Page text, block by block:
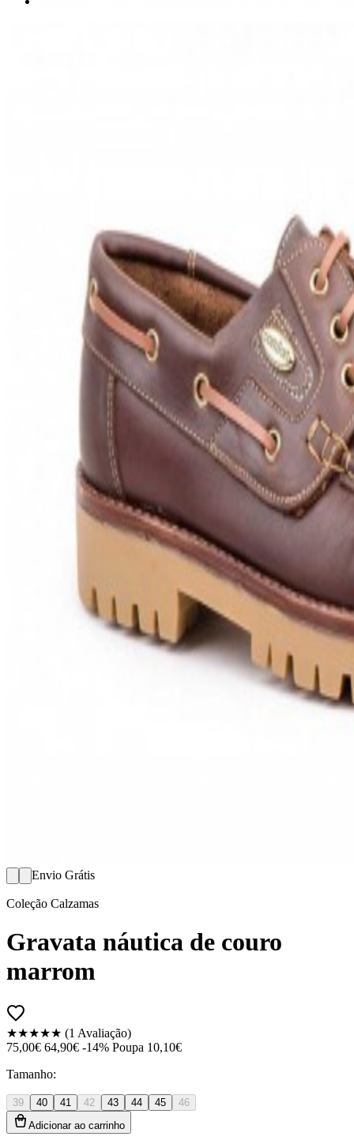
Envio Grátis
Coleção Calzamas
Gravata náutica de couro
marrom
★★★★★ (1 Avaliação)
75,00€ 64,90€ -14% Poupa 10,10€
Tamanho:
39 40 41 42 43 44 45
46
Adicionar ao carrinho